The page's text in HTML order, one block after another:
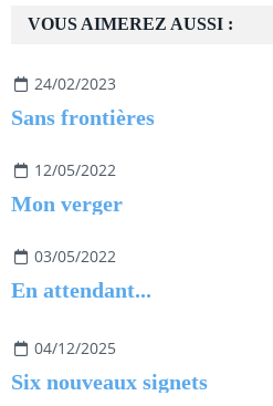
VOUS AIMEREZ AUSSI :
24/02/2023
Sans frontières
12/05/2022
Mon verger
03/05/2022
En attendant...
04/12/2025
Six nouveaux signets